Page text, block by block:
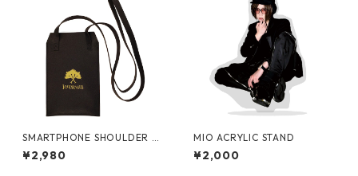
SMARTPHONE SHOULDER BA
G
¥2,980
MIO ACRYLIC STAND
¥2,000